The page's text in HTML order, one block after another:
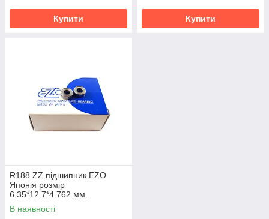
Купити Купити
R188 ZZ підшипник EZO
Японія розмір
6.35*12.7*4.762 мм.
В наявності